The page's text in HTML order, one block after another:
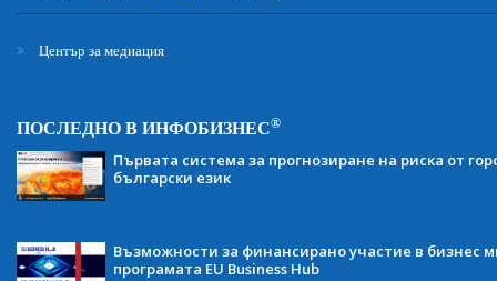
Център за медиация
ПОСЛЕДНО В ИНФОБИЗНЕС®
Първата система за прогнозиране на риска от
български език
Възможности за финансирано участие в бизнес
програмата EU Business Hub